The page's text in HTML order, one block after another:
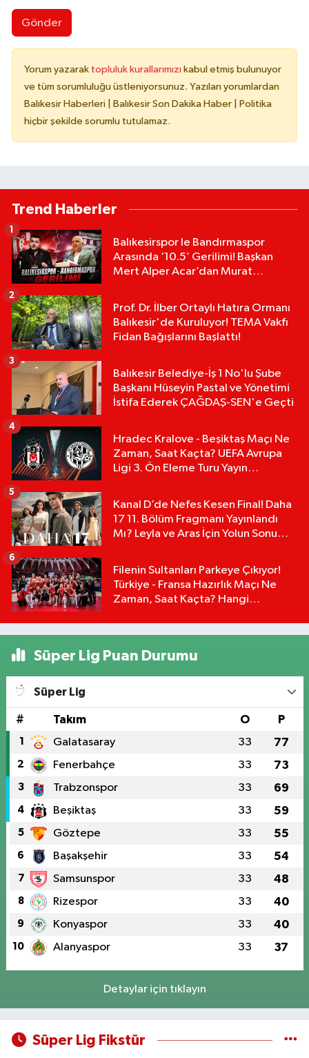
Gönder
Yorum yazarak topluluk kurallarımızı kabul etmiş bulunuyor
ve tüm sorumluluğu üstleniyorsunuz. Yazılan yorumlardan
Balıkesir Haberleri | Balıkesir Son Dakika Haber | Politika
hiçbir şekilde sorumlu tutulamaz.
Trend Haberler
Balıkesirspor le Bandırmaspor
Arasında ‘10.5’ Gerilimi! Başkan
Mert Alper Acar’dan Murat
1
Prof. Dr. İlber Ortaylı Hatıra Ormanı
Balıkesir'de Kuruluyor! TEMA Vakfı
Fidan Bağışlarını Başlattı!
2
Balıkesir Belediye-İş 1 No'lu Şube
Başkanı Hüseyin Pastal ve Yönetimi
İstifa Ederek ÇAĞDAŞ-SEN'e Geçti
3
Hradec Kralove - Beşiktaş Maçı Ne
Zaman, Saat Kaçta? UEFA Avrupa
Ligi 3. Ön Eleme Turu Yayın
4
Kanal D’de Nefes Kesen Final! Daha
17 11. Bölüm Fragmanı Yayınlandı
Mı? Leyla ve Aras İçin Yolun Sonu
5
Filenin Sultanları Parkeye Çıkıyor!
Türkiye - Fransa Hazırlık Maçı Ne
Zaman, Saat Kaçta? Hangi
6
Süper Lig Puan Durumu
Süper Lig
# Takım O P
1 Galatasaray 33 77
2 Fenerbahçe 33 73
3 Trabzonspor 33 69
4 Beşiktaş 33 59
5 Göztepe 33 55
6 Başakşehir 33 54
7 Samsunspor 33 48
8 Rizespor 33 40
9 Konyaspor 33 40
10 Alanyaspor 33 37
Detaylar için tıklayın
Süper Lig Fikstür